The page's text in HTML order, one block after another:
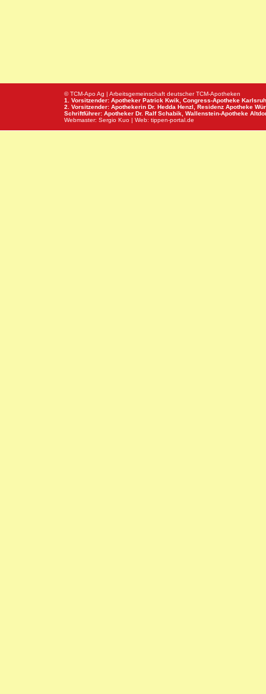
© TCM-Apo Ag | Arbeitsgemeinschaft deutscher TCM-Apotheken
1. Vorsitzender: Apotheker Patrick Kwik, Congress-Apotheke
2. Vorsitzender: Apothekerin Dr. Hedda Henzl, Residenz Apotheke
Schriftführer: Apotheker Dr. Ralf Schabik, Wallenstein-Apotheke
Webmaster: Sergio Kuo | Web: tippen-portal.de